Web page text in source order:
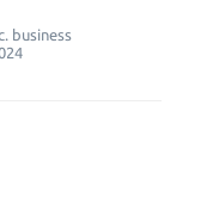
business